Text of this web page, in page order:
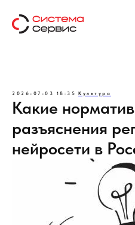
2026-07-03 18:35 Культура
Какие
разъяснения
нейросети в